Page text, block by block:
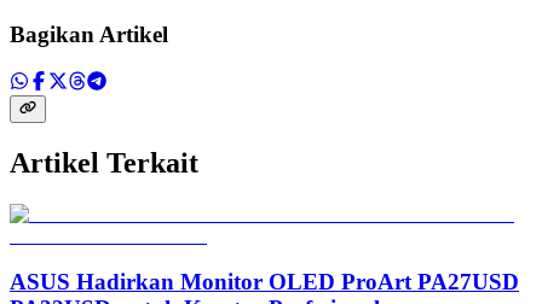
Bagikan Artikel
Artikel Terkait
ASUS Hadirkan Monitor OLED ProArt PA27USD